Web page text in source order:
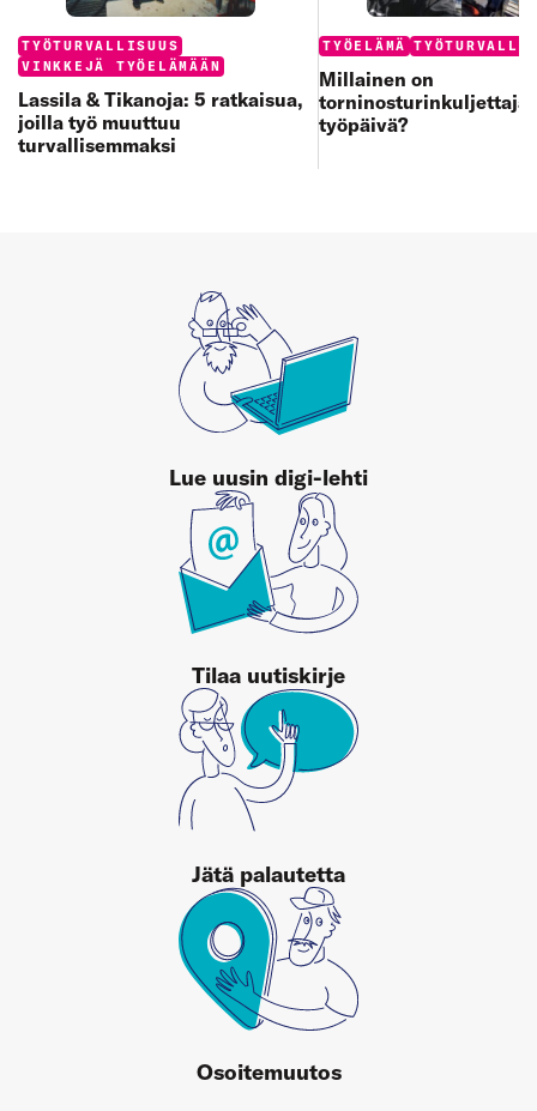
Categories:
TYÖTURVALLISUUS
VINKKEJÄ TYÖELÄMÄÄN
Lassila & Tikanoja: 5 ratkaisua,
joilla työ muuttuu
turvallisemmaksi
Categories:
TYÖELÄMÄ
Millainen on
työpäivä?
Lue uusin digi-lehti
Tilaa uutiskirje
Jätä palautetta
Osoitemuutos